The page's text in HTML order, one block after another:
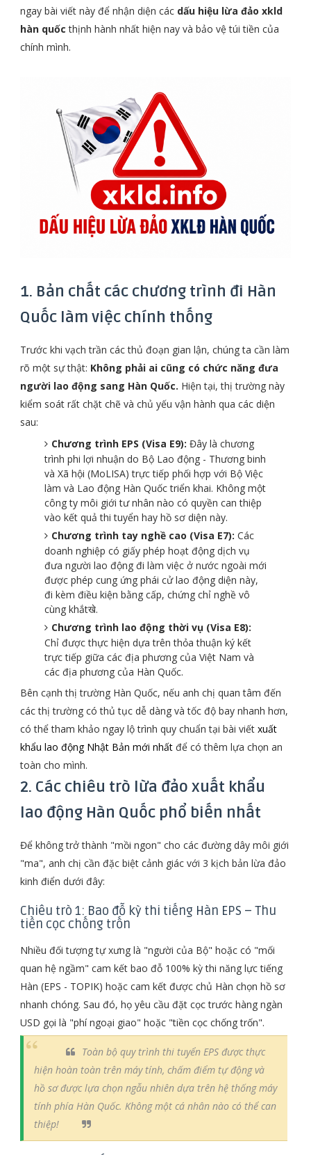
ngay bài viết này để nhận diện các dấu hiệu lừa đảo xkld
hàn quốc thịnh hành nhất hiện nay và bảo vệ túi tiền của
chính mình.
1. Bản chất các chương trình đi Hàn
Quốc làm việc chính thống
Trước khi vạch trần các thủ đoạn gian lận, chúng ta cần làm
rõ một sự thật: Không phải ai cũng có chức năng đưa
người lao động sang Hàn Quốc. Hiện tại, thị trường này
kiểm soát rất chặt chẽ và chủ yếu vận hành qua các diện
sau:
Chương trình EPS (Visa E9): Đây là chương
trình phi lợi nhuận do Bộ Lao động - Thương binh
và Xã hội (MoLISA) trực tiếp phối hợp với Bộ Việc
làm và Lao động Hàn Quốc triển khai. Không một
công ty môi giới tư nhân nào có quyền can thiệp
vào kết quả thi tuyển hay hồ sơ diện này.
Chương trình tay nghề cao (Visa E7): Các
doanh nghiệp có giấy phép hoạt động dịch vụ
đưa người lao động đi làm việc ở nước ngoài mới
được phép cung ứng phái cử lao động diện này,
đi kèm điều kiện bằng cấp, chứng chỉ nghề vô
cùng khắtखे.
Chương trình lao động thời vụ (Visa E8):
Chỉ được thực hiện dựa trên thỏa thuận ký kết
trực tiếp giữa các địa phương của Việt Nam và
các địa phương của Hàn Quốc.
Bên cạnh thị trường Hàn Quốc, nếu anh chị quan tâm đến
các thị trường có thủ tục dễ dàng và tốc độ bay nhanh hơn,
có thể tham khảo ngay lộ trình quy chuẩn tại bài viết xuất
khẩu lao động Nhật Bản mới nhấtđể có thêm lựa chọn an
toàn cho mình.
2. Các chiêu trò lừa đảo xuất khẩu
lao động Hàn Quốc phổ biến nhất
Để không trở thành "mồi ngon" cho các đường dây môi giới
"ma", anh chị cần đặc biệt cảnh giác với 3 kịch bản lừa đảo
kinh điển dưới đây:
Chiêu trò 1: Bao đỗ kỳ thi tiếng Hàn EPS – Thu
tiền cọc chống trốn
Nhiều đối tượng tự xưng là "người của Bộ" hoặc có "mối
quan hệ ngầm" cam kết bao đỗ 100% kỳ thi năng lực tiếng
Hàn (EPS - TOPIK) hoặc cam kết được chủ Hàn chọn hồ sơ
nhanh chóng. Sau đó, họ yêu cầu đặt cọc trước hàng ngàn
USD gọi là "phí ngoại giao" hoặc "tiền cọc chống trốn".
Toàn bộ quy trình thi tuyển EPS được thực
hiện hoàn toàn trên máy tính, chấm điểm tự động và
hồ sơ được lựa chọn ngẫu nhiên dựa trên hệ thống máy
tính phía Hàn Quốc. Không một cá nhân nào có thể can
thiệp!